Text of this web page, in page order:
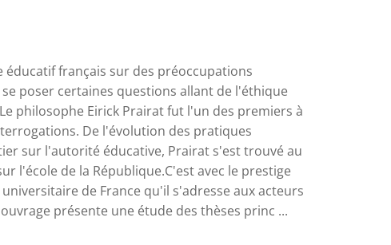
éducatif français sur des préoccupations
poser certaines questions allant de l'éthique
philosophe Eirick Prairat fut l'un des premiers à
De l'évolution des pratiques
sur l'autorité éducative, Prairat s'est trouvé au
l'école de la République.C'est avec le prestige
de France qu'il s'adresse aux acteurs
présente une étude des thèses princ ...